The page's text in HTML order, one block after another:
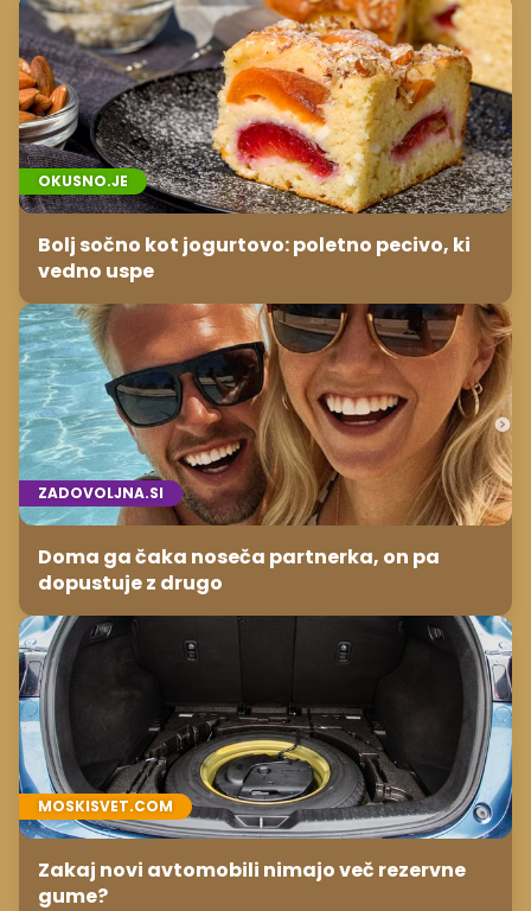
OKUSNO.JE
Bolj sočno kot jogurtovo: poletno pecivo, ki
vedno uspe
ZADOVOLJNA.SI
Doma ga čaka noseča partnerka, on pa
dopustuje z drugo
MOSKISVET.COM
Zakaj novi avtomobili nimajo več rezervne
gume?